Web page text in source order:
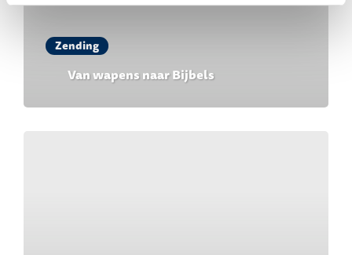
Zending
Van wapens naar Bijbels